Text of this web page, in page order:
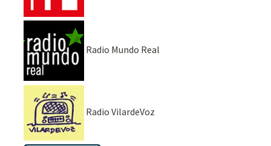
Radio Mundo Real
Radio VilardeVoz